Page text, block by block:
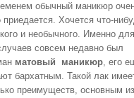
обычный маникюр
приедается. Хочется что-
и необычного. Именно для
совсем недавно был
матовый маникюр, его
бархатным. Такой лак
преимуществ, основным из